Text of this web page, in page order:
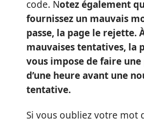
code. Notez également
fournissez un mauvais
passe, la page le rejette.
mauvaises tentatives, la
vous impose de faire une
d’une heure avant une
tentative.
Si vous oubliez votre mot